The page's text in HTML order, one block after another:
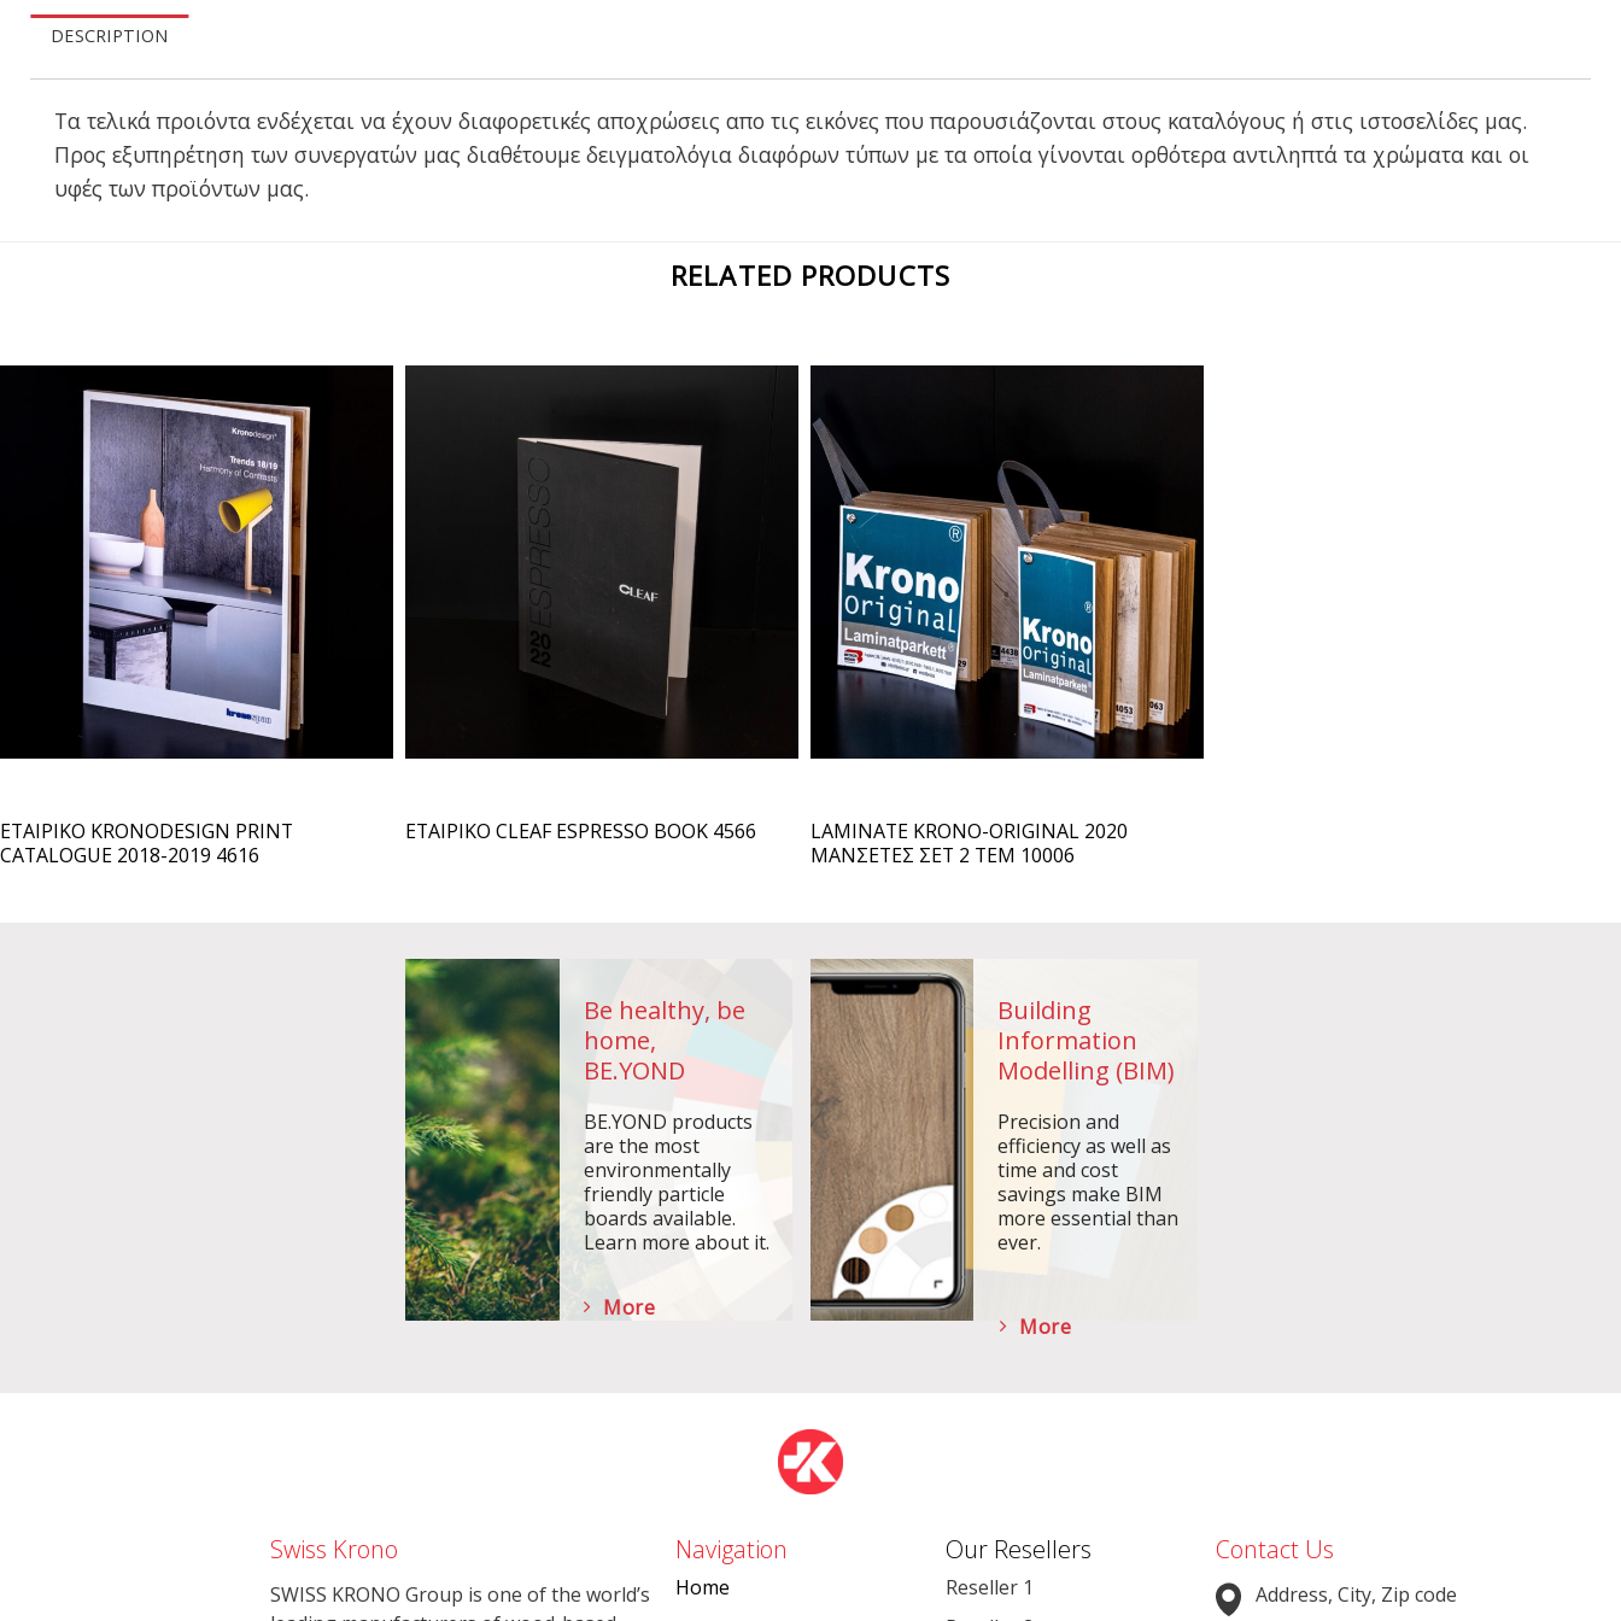
DESCRIPTION
Τα τελικά προιόντα ενδέχεται να έχουν διαφορετικές αποχρώσεις απο τις εικόνες που παρουσιάζονται στους καταλόγους ή στις ιστοσελίδες μας.
Προς εξυπηρέτηση των συνεργατών μας διαθέτουμε δειγματολόγια διαφόρων τύπων με τα οποία γίνονται ορθότερα αντιληπτά τα χρώματα και οι
υφές των προϊόντων μας.
RELATED PRODUCTS
ΕΤΑΙΡΙΚΟ KRONODESIGN PRINT
CATALOGUE 2018-2019 4616
ΕΤΑΙΡΙΚΟ CLEAF ESPRESSO BOOK 4566
LAMINATE KRONO-ORIGINAL 2020
ΜΑΝΣΕΤΕΣ ΣΕΤ 2 ΤΕΜ 10006
Be healthy, be
home,
BE.YOND
BE.YOND products
are the most
environmentally
friendly particle
boards available.
Learn more about it.
More
Building
Information
Modelling (BIM)
Precision and
efficiency as well as
time and cost
savings make BIM
more essential than
ever.
More
Swiss Krono
SWISS KRONO Group is one of the world’s
Navigation
Home
Our Resellers
Reseller 1
Contact Us
Address, City, Zip code